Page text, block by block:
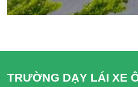
TRƯỜNG DẠY LÁI XE